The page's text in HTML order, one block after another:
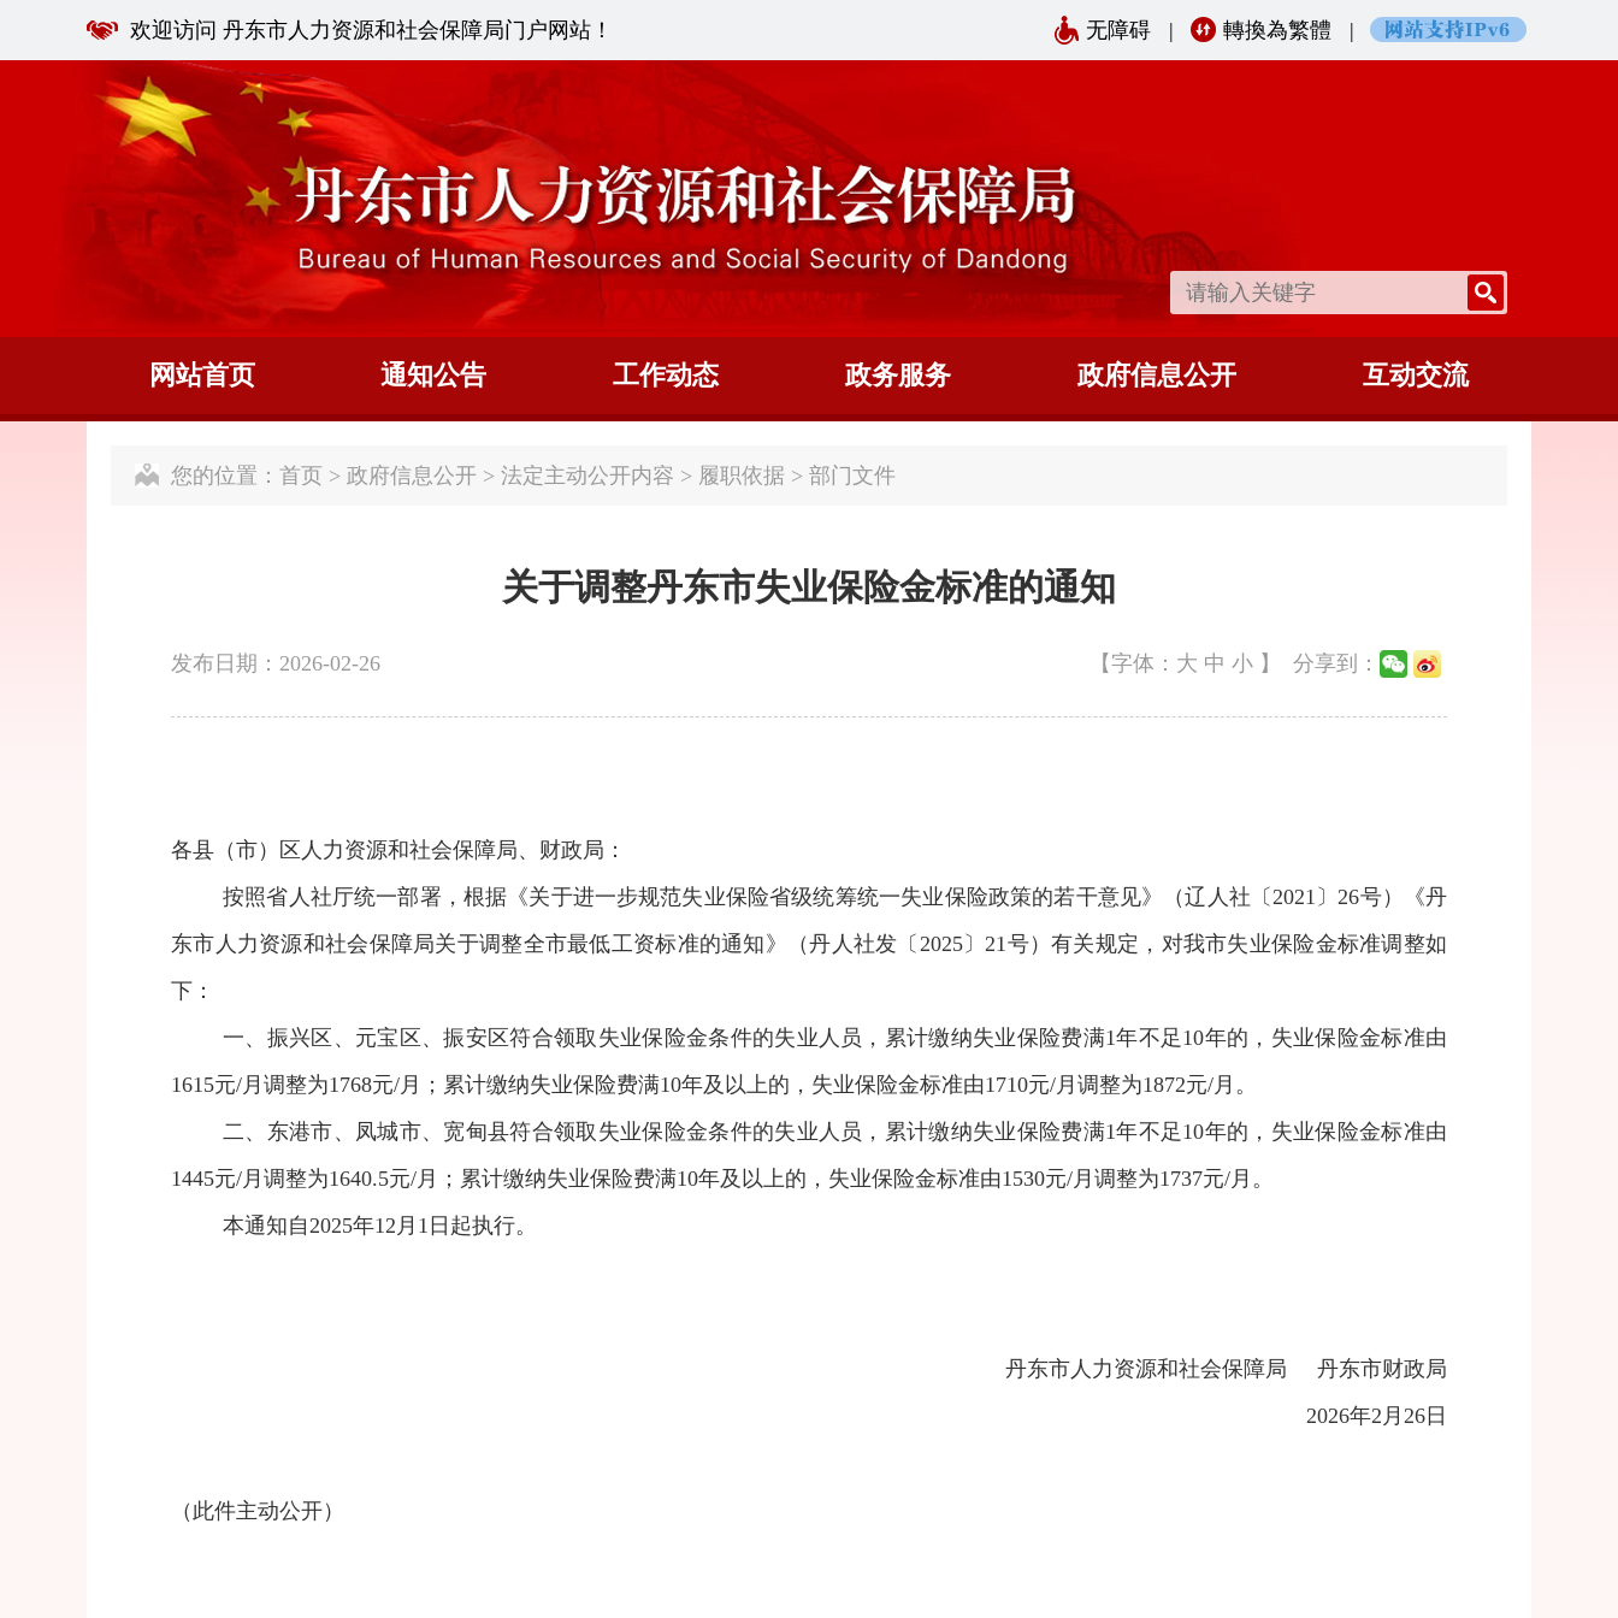
欢迎访问 丹东市人力资源和社会保障局门户网站！ 无障碍 | 轉換為繁體 |
网站首页 通知公告 工作动态 政务服务 政府信息公开 互动交流
您的位置： 首页 > 政府信息公开 > 法定主动公开内容 > 履职依据 > 部门文件
关于调整丹东市失业保险金标准的通知
发布日期：2026-02-26 【字体： 大 中 小 】 分享到：
各县（市）区人力资源和社会保障局、财政局：
按照省人社厅统一部署，根据《关于进一步规范失业保险省级统筹统一失业保险政策的若干意见》（辽人社〔2021〕26号）《丹
东市人力资源和社会保障局关于调整全市最低工资标准的通知》（丹人社发〔2025〕21号）有关规定，对我市失业保险金标准调整如
下：
一、振兴区、元宝区、振安区符合领取失业保险金条件的失业人员，累计缴纳失业保险费满1年不足10年的，失业保险金标准由
1615元/月调整为1768元/月；累计缴纳失业保险费满10年及以上的，失业保险金标准由1710元/月调整为1872元/月。
二、东港市、凤城市、宽甸县符合领取失业保险金条件的失业人员，累计缴纳失业保险费满1年不足10年的，失业保险金标准由
1445元/月调整为1640.5元/月；累计缴纳失业保险费满10年及以上的，失业保险金标准由1530元/月调整为1737元/月。
本通知自2025年12月1日起执行。
丹东市人力资源和社会保障局 丹东市财政局
2026年2月26日
（此件主动公开）